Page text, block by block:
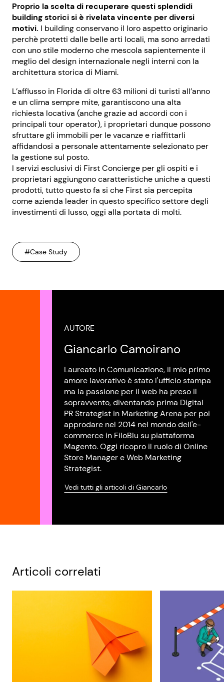
Proprio la scelta di recuperare questi splendidi
building storici si è rivelata vincente per diversi
motivi. I building conservano il loro aspetto originario
perchè protetti dalle belle arti locali, ma sono arredati
con uno stile moderno che mescola sapientemente il
meglio del design internazionale negli interni con la
architettura storica di Miami.
L’afflusso in Florida di oltre 63 milioni di turisti all’anno
e un clima sempre mite, garantiscono una alta
richiesta locativa (anche grazie ad accordi con i
principali tour operator), i proprietari dunque possono
sfruttare gli immobili per le vacanze e riaffittarli
affidandosi a personale attentamente selezionato per
la gestione sul posto.
I servizi esclusivi di First Concierge per gli ospiti e i
proprietari aggiungono caratteristiche uniche a questi
prodotti, tutto questo fa si che First sia percepita
come azienda leader in questo specifico settore degli
investimenti di lusso, oggi alla portata di molti.
#Case Study
AUTORE
Giancarlo Camoirano
Laureato in Comunicazione, il mio primo
amore lavorativo è stato l'ufficio stampa
ma la passione per il web ha preso il
sopravvento, diventando prima Digital
PR Strategist in Marketing Arena per poi
approdare nel 2014 nel mondo dell'e-
commerce in FiloBlu su piattaforma
Magento. Oggi ricopro il ruolo di Online
Store Manager e Web Marketing
Strategist.
Vedi tutti gli articoli di Giancarlo
Articoli correlati